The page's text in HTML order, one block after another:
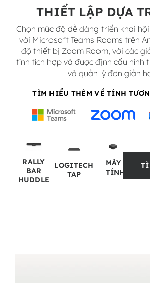
THIẾT LẬP DỰA
Chọn mức độ dễ dàng triển khai
với Microsoft Teams Rooms trên
độ thiết bị Zoom Room, với các
tính tích hợp và được định cấu hình
và quản lý đơn giản
TÌM HIỂU THÊM VỀ TÍNH
RALLY
BAR
HUDDLE
LOGITECH
TAP
MÁY
TÍNH